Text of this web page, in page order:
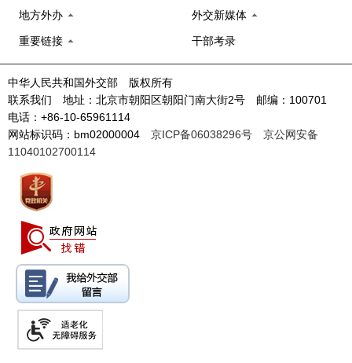
地方外办 外交新媒体
重要链接 干部考录
中华人民共和国外交部 版权所有
联系我们 地址：北京市朝阳区朝阳门南大街2号 邮编：100701
电话：+86-10-65961114
网站标识码：bm02000004 京ICP备06038296号
京公网安备
11040102700114